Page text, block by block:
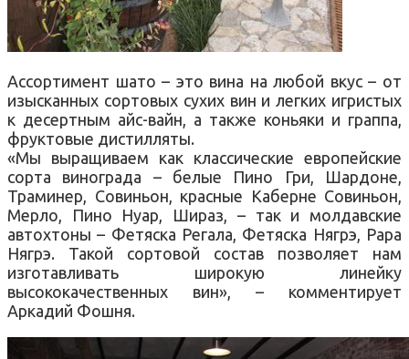
Ассортимент шато – это вина на любой вкус – от
изысканных сортовых сухих вин и легких игристых
к десертным айс-вайн, а также коньяки и граппа,
фруктовые дистилляты.
«Мы выращиваем как классические европейские
сорта винограда – белые Пино Гри, Шардоне,
Траминер, Совиньон, красные Каберне Совиньон,
Мерло, Пино Нуар, Шираз, – так и молдавские
автохтоны – Фетяска Регала, Фетяска Нягрэ, Рара
Нягрэ. Такой сортовой состав позволяет нам
изготавливать широкую линейку
высококачественных вин», – комментирует
Аркадий Фошня.